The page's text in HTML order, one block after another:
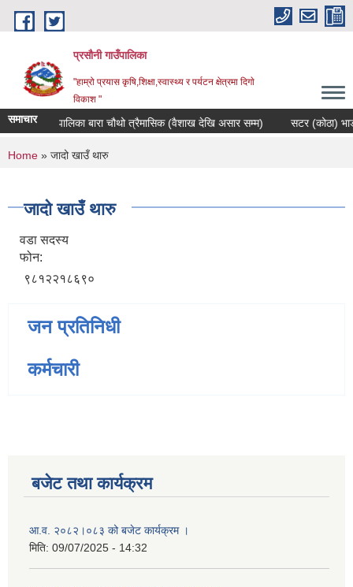
Skip to main content
प्रसौनी गाउँपालिका
"हाम्रो प्रयास कृषि,शिक्षा,स्वास्थ्य र पर्यटन क्षेत्रमा दिगाे
विकाश "
समाचारगाउँपालिका बारा चौथो त्रैमासिक (वैशाख देखि असार सम्म) सटर (कोठा)
You are here
Home » जादो खाउँ थारु
जादो खाउँ थारु
वडा सदस्य
फोन:
९८१२२१८६९०
जन प्रतिनिधी
कर्मचारी
बजेट तथा कार्यक्रम
आ.व. २०८२।०८३ को बजेट कार्यक्रम ।
मिति: 09/07/2025 - 14:32